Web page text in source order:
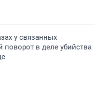
у связанных
поворот в деле убийства